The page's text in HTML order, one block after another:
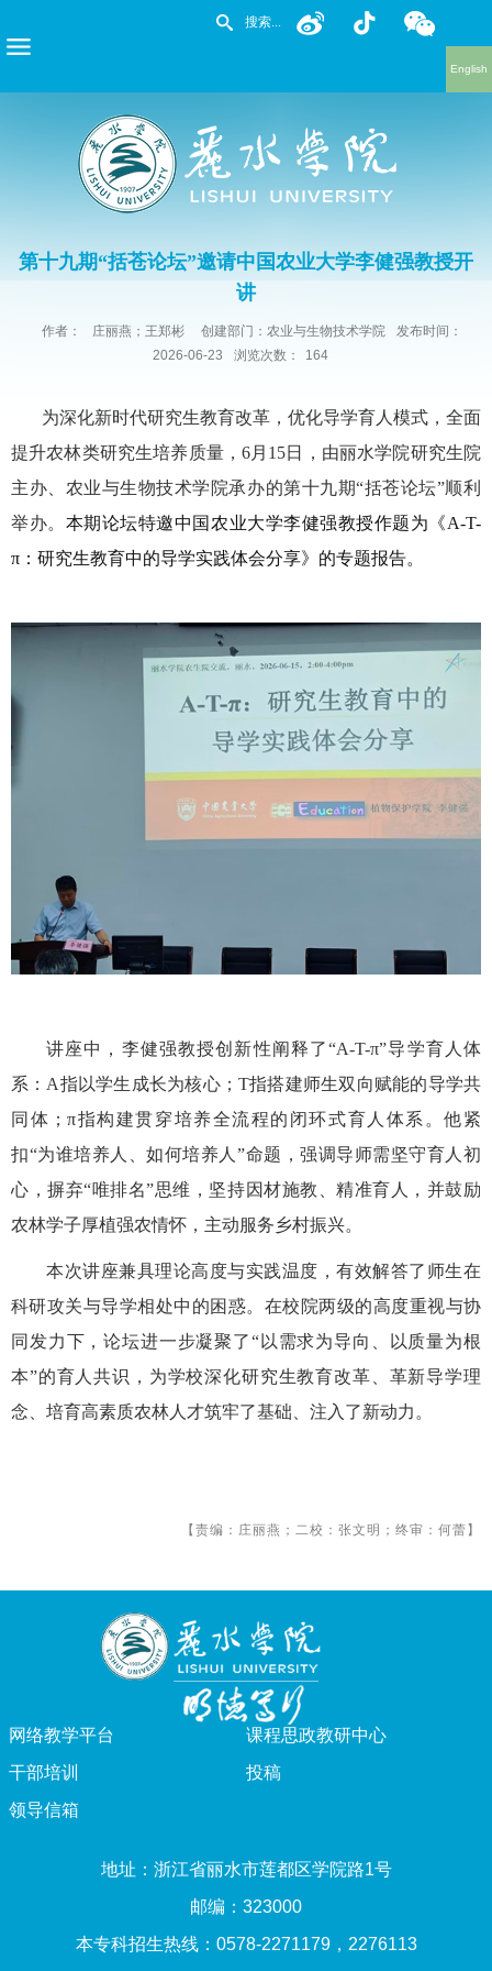
English
第十九期“括苍论坛”邀请中国农业大学李健强教授开
讲
作者： 庄丽燕；王郑彬 创建部门：农业与生物技术学院
发布时间：
2026-06-23
浏览次数： 164
为深化新时代研究生教育改革，优化导学育人模式，全面
提升农林类研究生培养质量， 6月 15日，由丽水学院研究生院
主办、农业与生物技术学院承办的第十九期“括苍论坛”顺利
举办。 本期论坛特邀中国农业大学李健强教授作题为《A-T-
π ：研究生教育中的导学实践体会分享》的专题报告。
讲座中，李健强教授创新性阐释了“A-T-π”导学育人体
系：A指以学生成长为核心；T指搭建师生双向赋能的导学共
同体；π指构建贯穿培养全流程的闭环式育人体系。他紧
扣“为谁培养人、如何培养人”命题，强调导师需坚守育人初
心，摒弃“唯排名”思维，坚持因材施教、精准育人，并鼓励
农林学子厚植强农情怀，主动服务乡村振兴。
本次讲座兼具理论高度与实践温度，有效解答了师生在
科研攻关与导学相处中的困惑。在校院两级的高度重视与协
同发力下，论坛进一步凝聚了“以需求为导向、以质量为根
本”的育人共识，为学校深化研究生教育改革、革新导学理
念、培育高素质农林人才筑牢了基础、注入了新动力。
【责编：庄丽燕；二校：张文明；终审：何蕾】
网络教学平台
课程思政教研中心
干部培训
投稿
领导信箱
地址：浙江省丽水市莲都区学院路1号
邮编：323000
本专科招生热线：0578-2271179，2276113